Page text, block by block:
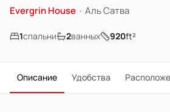
Evergrin House · Аль Сатва
1спальни 2ванных 920ft²
Описание Удобства